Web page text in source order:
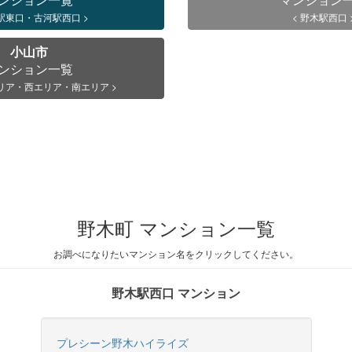
東口・古河駅西口 > < 野木駅西口
小山市
ション一覧
ア・西エリア・南エリア >
野木町 マンション一覧
お調べになりたいマンション名をクリックしてください。
野木駅西口 マンション
プレシーン野木ハイライズ